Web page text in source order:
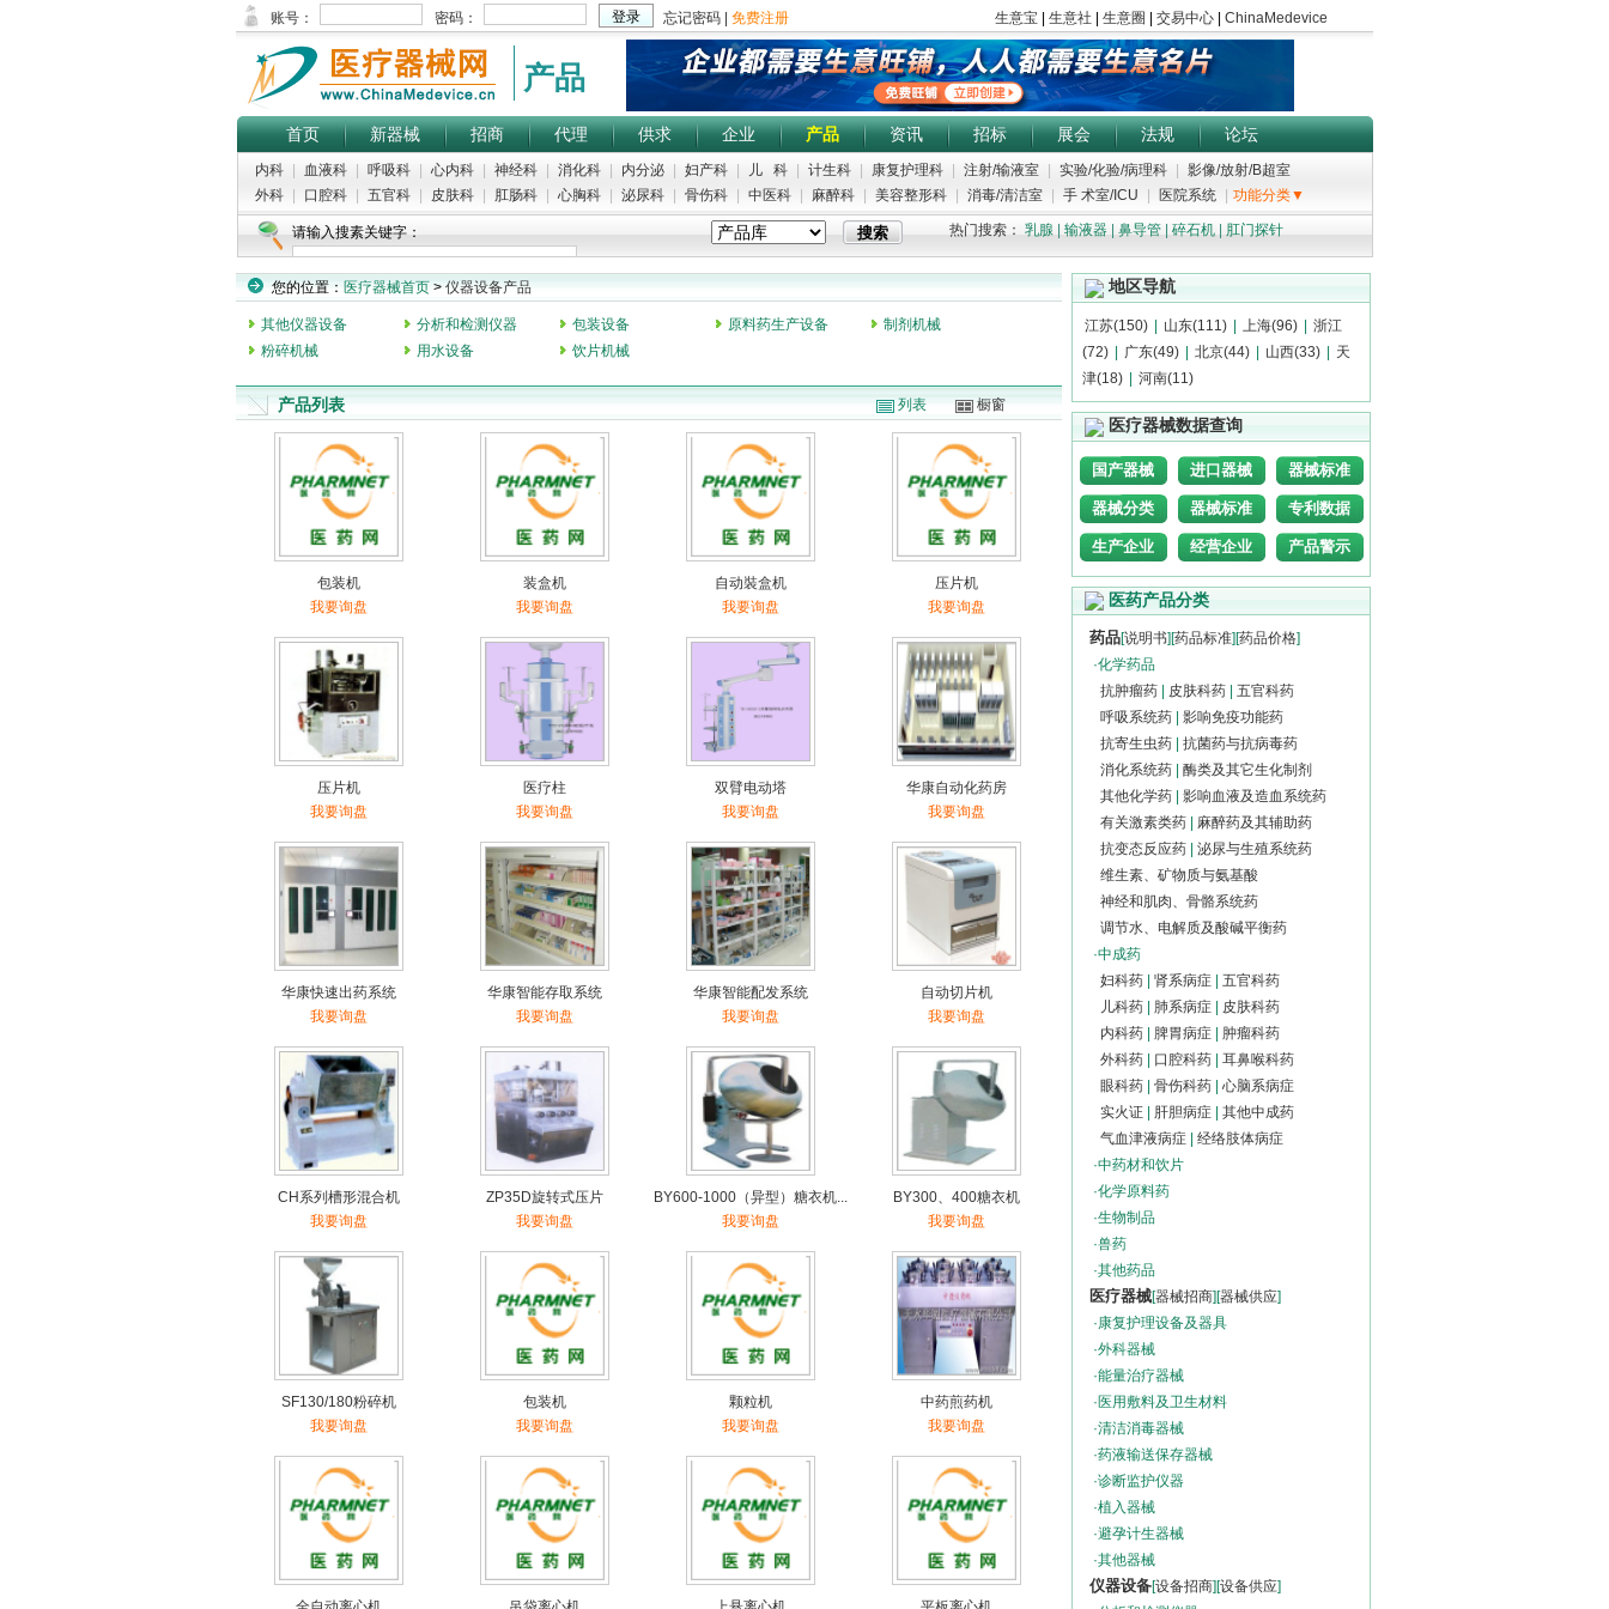
产品
首页 新器械 招商 代理 供求 企业 产品 资讯 招标 展会 法规 论坛
内科 血液科 呼吸科 心内科 神经科 消化科 内分泌 妇产科 儿 科 计生科 康复护理科 注射/输液室 实验/化验/病理科
影像/放射/B超室
外科
口腔科 五官科 皮肤科 肛肠科 心胸科 泌尿科 骨伤科 中医科 麻醉科 美容整形科 消毒/清洁室 手 术室/ICU 医院系统 功能分类▼
请输入搜素关键字： 热门搜索： 乳腺| 输液器| 鼻导管| 碎石机| 肛门探针
您的位置： 医疗器械首页 > 仪器设备产品
其他仪器设备 分析和检测仪器 包装设备 原料药生产设备
制剂机械
粉碎机械
用水设备 饮片机械
产品列表 列表 橱窗
包装机
我要询盘
装盒机
我要询盘
自动裝盒机
我要询盘
压片机
我要询盘
压片机
我要询盘
医疗柱
我要询盘
双臂电动塔
我要询盘
华康自动化药房
我要询盘
华康快速出药系统
我要询盘
华康智能存取系统
我要询盘
华康智能配发系统
我要询盘
自动切片机
我要询盘
CH系列槽形混合机
我要询盘
ZP35D旋转式压片
我要询盘
BY600-1000（异型）糖衣机...
我要询盘
BY300、400糖衣机
我要询盘
SF130/180粉碎机
我要询盘
包装机
我要询盘
颗粒机
我要询盘
中药煎药机
我要询盘
地区导航
江苏(150) | 山东(111) | 上海(96) | 浙江
(72) | 广东(49) | 北京(44) | 山西(33) | 天
津(18) | 河南(11)
医疗器械数据查询
国产器械 进口器械 器械标准
器械分类 器械标准 专利数据
生产企业 经营企业 产品警示
医药产品分类
药品[说明书][药品标准][药品价格]
·化学药品
抗肿瘤药
皮肤科药
五官科药
呼吸系统药
影响免疫功能药
抗寄生虫药
抗菌药与抗病毒药
消化系统药
酶类及其它生化制剂
其他化学药
影响血液及造血系统药
有关激素类药
麻醉药及其辅助药
抗变态反应药
泌尿与生殖系统药
维生素、矿物质与氨基酸
神经和肌肉、骨骼系统药
调节水、电解质及酸碱平衡药
·中成药
妇科药
肾系病症
五官科药
儿科药
肺系病症
皮肤科药
内科药
脾胃病症
肿瘤科药
外科药
口腔科药
耳鼻喉科药
眼科药
骨伤科药
心脑系病症
实火证
肝胆病症
其他中成药
气血津液病症
经络肢体病症
·中药材和饮片
·化学原料药
·生物制品
·兽药
·其他药品
医疗器械[器械招商][器械供应]
·康复护理设备及器具
·外科器械
·能量治疗器械
· 医用敷料及卫生材料
·清洁消毒器械
·药液输送保存器械
·诊断监护仪器
·植入器械
·避孕计生器械
·其他器械
仪器设备[设备招商][设备供应]